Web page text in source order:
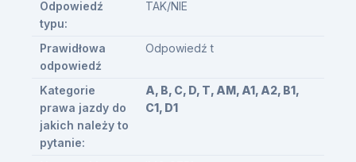
Odpowiedź
typu:
TAK/NIE
Prawidłowa
odpowiedź
Odpowiedź t
Kategorie
prawa jazdy do
jakich należy to
pytanie:
A, B, C, D, T, AM, A1, A2, B1,
C1, D1